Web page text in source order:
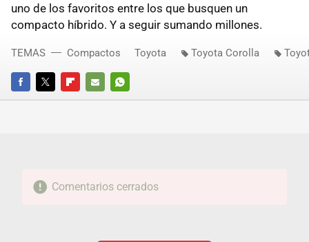
uno de los favoritos entre los que busquen un
compacto híbrido. Y a seguir sumando millones.
FACEBOOKTWITTERFLIPBOARD
E-
WHATSAPP
TEMAS Compactos Toyota Toyota Corolla
Comentarios cerrados